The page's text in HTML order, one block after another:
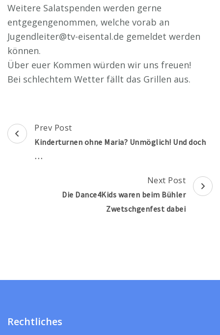
Weitere Salatspenden werden gerne
entgegengenommen, welche vorab an
Jugendleiter@tv-eisental.de gemeldet werden
können.
Über euer Kommen würden wir uns freuen!
Bei schlechtem Wetter fällt das Grillen aus.
Post
Navigation
Prev Post
Kinderturnen ohne Maria? Unmöglich! Und doch
…
Next Post
Die Dance4Kids waren beim Bühler
Zwetschgenfest dabei
Rechtliches